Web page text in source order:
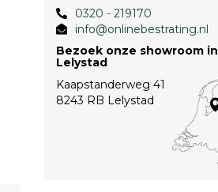
0320 - 219170
info@onlinebestrating.nl
Bezoek onze showroom in
Lelystad
Kaapstanderweg 41
8243 RB Lelystad